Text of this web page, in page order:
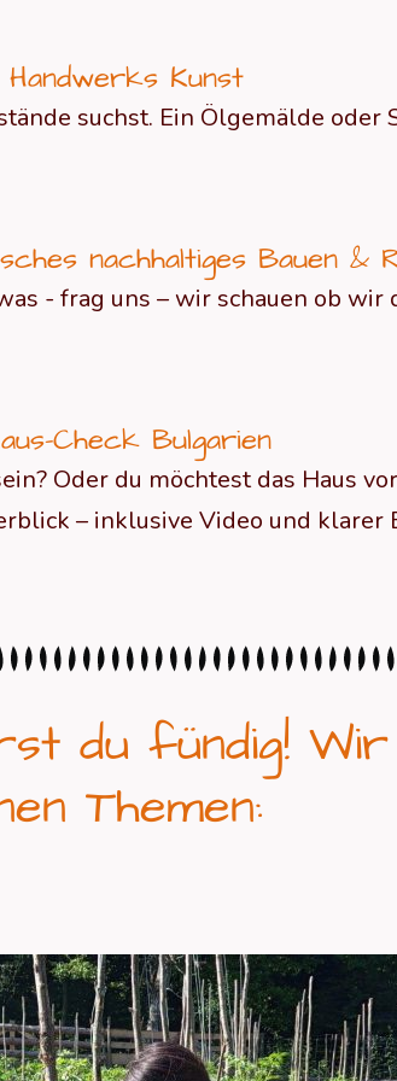
Handwerks Kunst
suchst. Ein Ölgemälde
nachhaltiges Bauen &
- frag uns – wir schauen ob
Check Bulgarien
Oder du möchtest das Haus
– inklusive Video und klarer
du fündig!
Themen: